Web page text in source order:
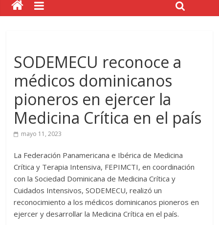
SODEMECU reconoce a
médicos dominicanos
pioneros en ejercer la
Medicina Crítica en el país
mayo 11, 2023
La Federación Panamericana e Ibérica de Medicina
Crítica y Terapia Intensiva, FEPIMCTI, en coordinación
con la Sociedad Dominicana de Medicina Crítica y
Cuidados Intensivos, SODEMECU, realizó un
reconocimiento a los médicos dominicanos pioneros en
ejercer y desarrollar la Medicina Crítica en el país.